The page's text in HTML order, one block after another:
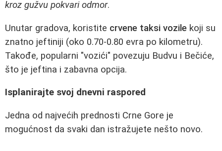
kroz gužvu pokvari odmor.
Unutar gradova, koristite crvene taksi vozile koji su
znatno jeftiniji (oko 0.70-0.80 evra po kilometru).
Takođe, popularni "vozići" povezuju Budvu i Bečiće,
što je jeftina i zabavna opcija.
Isplanirajte svoj dnevni raspored
Jedna od najvećih prednosti Crne Gore je
mogućnost da svaki dan istražujete nešto novo.